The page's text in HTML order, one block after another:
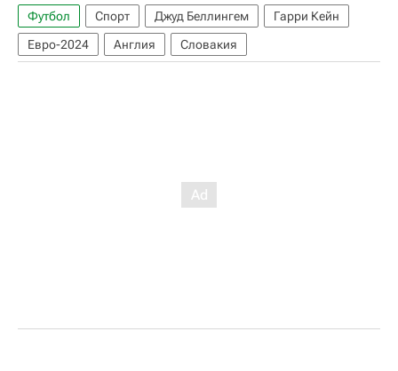
Футбол Спорт Джуд Беллингем
Гарри Кейн
Евро-2024
Англия Словакия